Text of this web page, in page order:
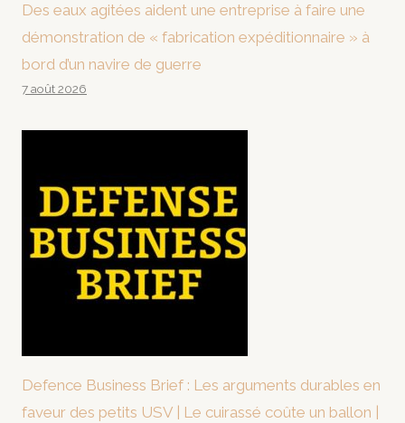
Des eaux agitées aident une entreprise à faire une
démonstration de « fabrication expéditionnaire » à
bord d’un navire de guerre
7 août 2026
Defence Business Brief : Les arguments durables en
faveur des petits USV | Le cuirassé coûte un ballon |